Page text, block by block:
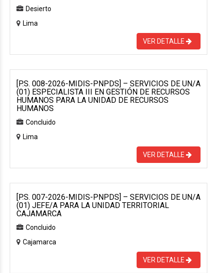
Desierto
Lima
VER DETALLE
[P.S. 008-2026-MIDIS-PNPDS] – SERVICIOS DE UN/A
(01) ESPECIALISTA III EN GESTIÓN DE RECURSOS
HUMANOS PARA LA UNIDAD DE RECURSOS
HUMANOS
Concluido
Lima
VER DETALLE
[P.S. 007-2026-MIDIS-PNPDS] – SERVICIOS DE UN/A
(01) JEFE/A PARA LA UNIDAD TERRITORIAL
CAJAMARCA
Concluido
Cajamarca
VER DETALLE